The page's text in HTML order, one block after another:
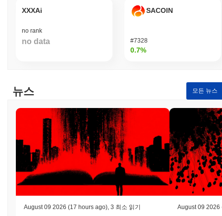
이킹하여 검증자가 될 수 있으며, 이는 네트워크를 안전하게 할 뿐
암호화 보안을 위해 퇴직 토큰은 인증 및 데이터 무결성을 보장하
기 위해 타원 곡선 디지털 서명 알고리즘(ECDSA)과 같은 고급 암
호화 기술을 활용합니다. 이를 통해 모든 거래가 안전하게 서명되
니다. 이러한 이중 메커니즘은 정직한 참여를 장려하고 네트워크를
손상시키려는 시도를 억제합니다. 추가적인 안전 장치로는 정기적
인 감사와 토큰 보유자가 의사 결정 과정에 참여할 수 있는 거버넌
스 프레임워크가 포함되어, 네트워크의 회복력과 적응력을 높입니
퇴직 토큰은 어떤 논란이나 위험에 직면했나요?
퇴직 토큰은 출범 이후 규제 준수 및 시장 변동성에 대한 scrutiny
를 받았습니다. 2023년 초, 이 프로젝트는 재정 규정 준수와 관련
된 문제에 직면하여 운영 투명성과 거버넌스 구조에 대한 커뮤니티
내 논의가 촉발되었습니다. 팀은 법률 전문가와 협력하여 적용 가
이 프로젝트는 시장 가치의 변동을 경험하여 투자자들 사이에서 토
XXXAi
no rank
no data
SACOIN
#7328
0.7%
뉴스 모든 뉴스
August 09 2026 (17 hours ago) 3 최소 읽기 August 09 2026